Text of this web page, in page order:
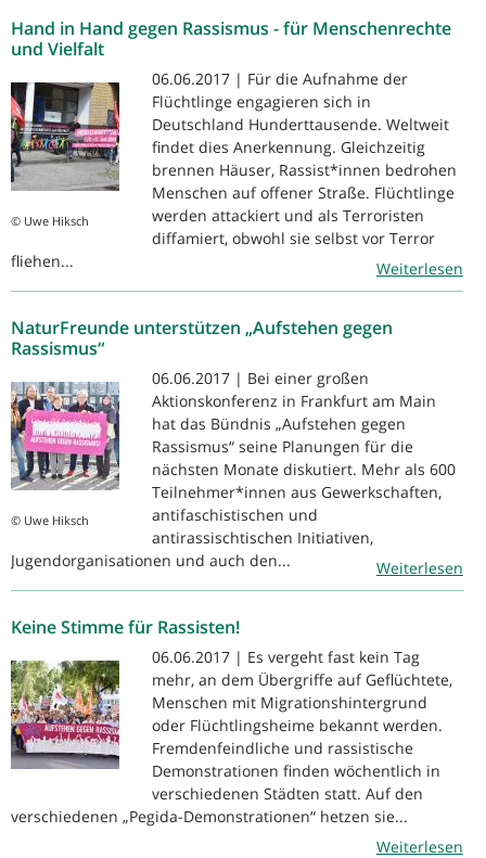
Hand in Hand gegen Rassismus - für Menschenrechte
und Vielfalt
© Uwe Hiksch
06.06.2017 | Für die Aufnahme der
Flüchtlinge engagieren sich in
Deutschland Hunderttausende. Weltweit
findet dies Anerkennung. Gleichzeitig
brennen Häuser, Rassist*innen bedrohen
Menschen auf offener Straße. Flüchtlinge
werden attackiert und als Terroristen
diffamiert, obwohl sie selbst vor Terror
fliehen...
Weiterlesen
NaturFreunde unterstützen „Aufstehen gegen
Rassismus“
© Uwe Hiksch
06.06.2017 | Bei einer großen
Aktionskonferenz in Frankfurt am Main
hat das Bündnis „Aufstehen gegen
Rassismus“ seine Planungen für die
nächsten Monate diskutiert. Mehr als 600
Teilnehmer*innen aus Gewerkschaften,
antifaschistischen und
antirassischtischen Initiativen,
Jugendorganisationen und auch den...
Weiterlesen
Keine Stimme für Rassisten!
06.06.2017 | Es vergeht fast kein Tag
mehr, an dem Übergriffe auf Geflüchtete,
Menschen mit Migrationshintergrund
oder Flüchtlingsheime bekannt werden.
Fremdenfeindliche und rassistische
Demonstrationen finden wöchentlich in
verschiedenen Städten statt. Auf den
verschiedenen „Pegida-Demonstrationen“ hetzen sie...
Weiterlesen